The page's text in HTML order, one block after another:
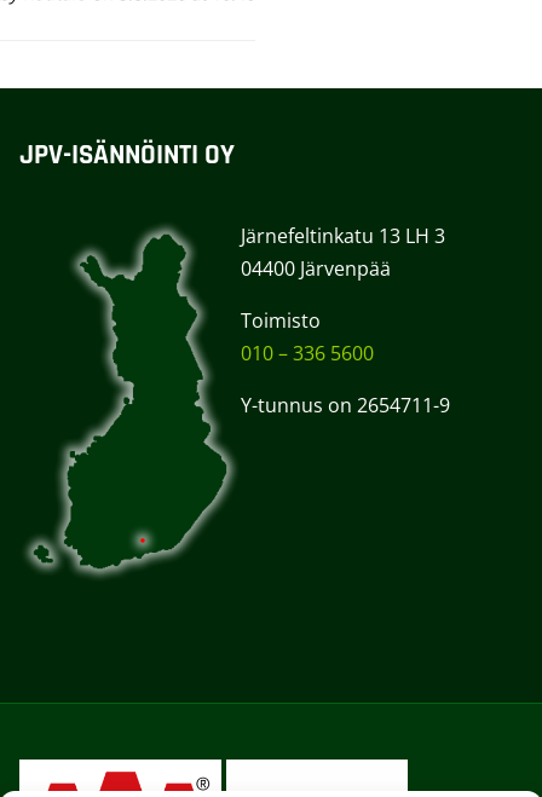
JPV-ISÄNNÖINTI OY
Järnefeltinkatu 13 LH 3
04400 Järvenpää
Toimisto
010 – 336 5600
Y-tunnus on 2654711-9